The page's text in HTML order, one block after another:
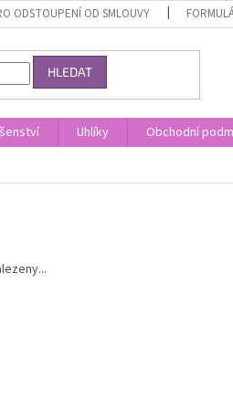
ODSTOUPENÍ OD SMLOUVY
HLEDAT
Uhlíky Obchodní